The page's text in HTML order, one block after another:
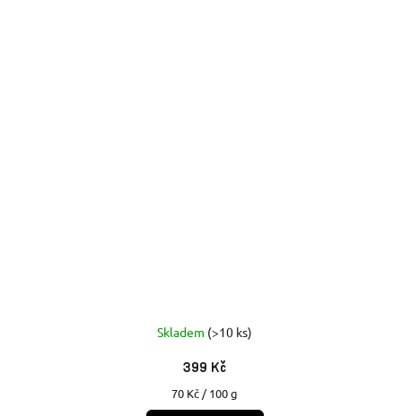
Skladem (>10 ks)
399 Kč
Měrná
cena:
70 Kč / 100 g